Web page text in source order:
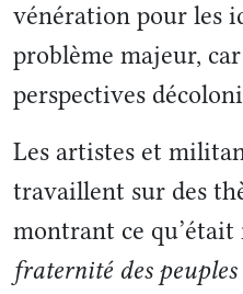
vénération pour les
problème majeur,
perspectives
Les artistes et
travaillent sur des
montrant ce
fraternité des peuples